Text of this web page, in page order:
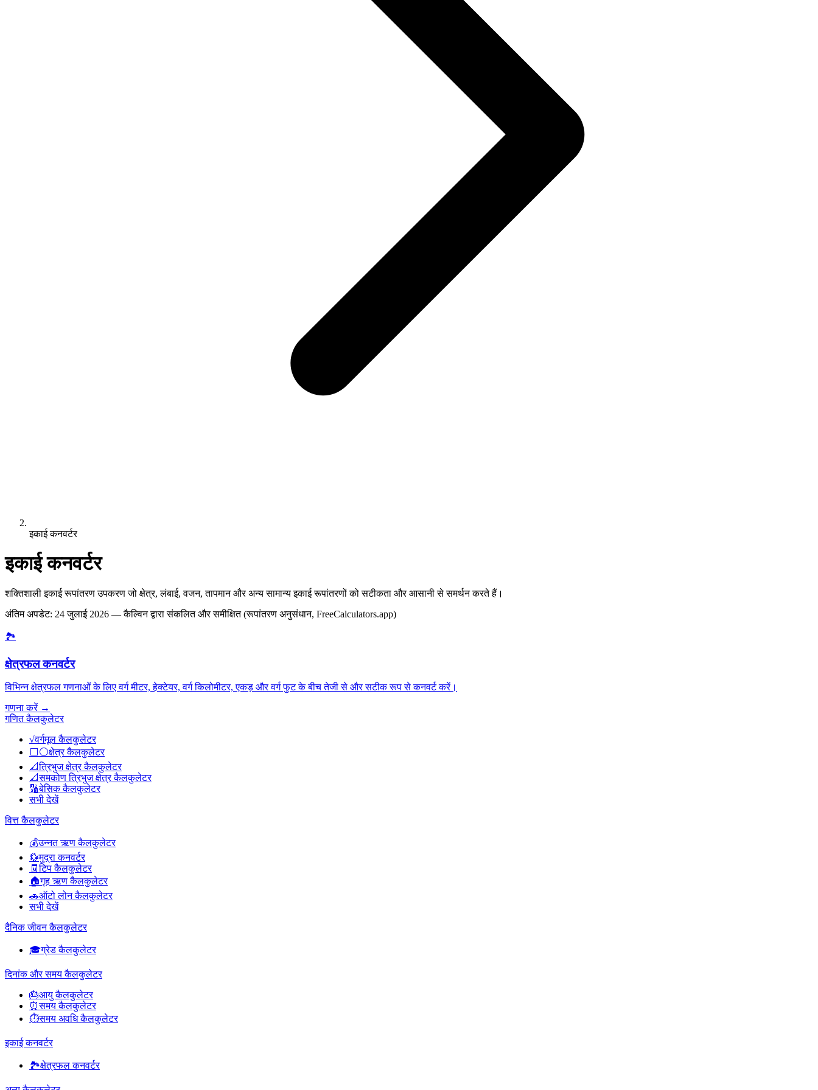
इकाई कनवर्टर
इकाई कनवर्टर
शक्तिशाली इकाई रूपांतरण उपकरण जो क्षेत्र, लंबाई, वजन, तापमान और अन्य सामान्य इकाई रूपांतरणों को सटीकता और आसानी से समर्थन करते हैं।
अंतिम अपडेट: 24 जुलाई 2026 — कैल्विन द्वारा संकलित और समीक्षित (रूपांतरण अनुसंधान, FreeCalculators.app)
🏞️
क्षेत्रफल कनवर्टर
विभिन्न क्षेत्रफल गणनाओं के लिए वर्ग मीटर, हेक्टेयर, वर्ग किलोमीटर, एकड़ और वर्ग फुट के बीच तेजी से और सटीक रूप से कनवर्ट करें।
गणना करें→
गणित कैलकुलेटर
√वर्गमूल कैलकुलेटर
⬜⚪क्षेत्र कैलकुलेटर
📐त्रिभुज क्षेत्र कैलकुलेटर
📐समकोण त्रिभुज क्षेत्र कैलकुलेटर
🔢बेसिक कैलकुलेटर
सभी देखें
वित्त कैलकुलेटर
💰उन्नत ऋण कैलकुलेटर
💱मुद्रा कनवर्टर
🧾टिप कैलकुलेटर
🏠गृह ऋण कैलकुलेटर
🚗ऑटो लोन कैलकुलेटर
सभी देखें
दैनिक जीवन कैलकुलेटर
🎓ग्रेड कैलकुलेटर
दिनांक और समय कैलकुलेटर
🎂आयु कैलकुलेटर
⏰समय कैलकुलेटर
⏱️समय अवधि कैलकुलेटर
इकाई कनवर्टर
🏞️क्षेत्रफल कनवर्टर